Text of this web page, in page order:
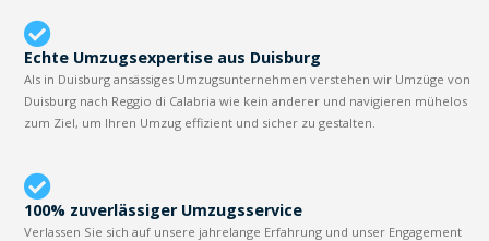
Echte Umzugsexpertise aus Duisburg
Als in Duisburg ansässiges Umzugsunternehmen verstehen wir Umzüge von
Duisburg nach Reggio di Calabria wie kein anderer und navigieren mühelos
zum Ziel, um Ihren Umzug effizient und sicher zu gestalten.
100% zuverlässiger Umzugsservice
Verlassen Sie sich auf unsere jahrelange Erfahrung und unser Engagement